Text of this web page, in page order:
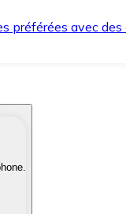
préférées avec
rapidement et
fiduciaire lorsque